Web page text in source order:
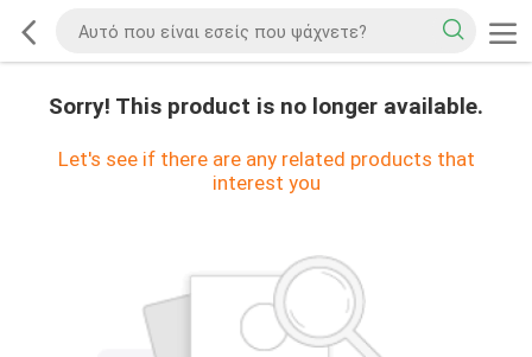
Sorry! This product is no longer available.
Let's see if there are any related products that
interest you